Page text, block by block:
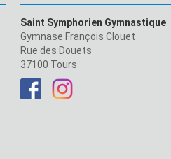
Saint Symphorien Gymnastique
Gymnase François Clouet
Rue des Douets
37100 Tours